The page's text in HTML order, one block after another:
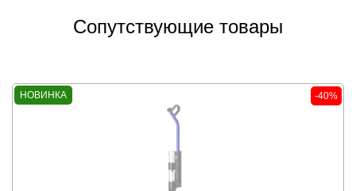
Сопутствующие товары
-40%
НОВИНКА